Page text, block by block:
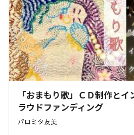
「おまもり歌」ＣＤ制作と
ラウドファンディング
パロミタ友美